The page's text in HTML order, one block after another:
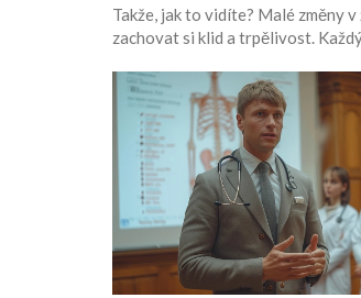
Takže, jak to vidíte? Malé změny
zachovat si klid a trpělivost.